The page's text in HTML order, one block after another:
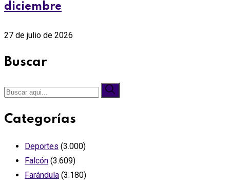
diciembre
27 de julio de 2026
Buscar
Categorías
Deportes (3.000)
Falcón (3.609)
Farándula (3.180)